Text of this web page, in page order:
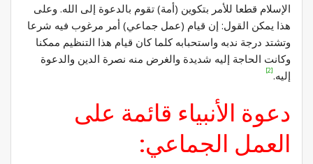
الإسلام قطعا للأمر بتكوين (أمة) تقوم بالدعوة إلى الله. وعلى
هذا يمكن القول: إن قيام (عمل جماعي) أمر مرغوب فيه شرعا
وتشتد درجة ندبه واستحبابه كلما كان قيام هذا التنظيم ممكنا
وكانت الحاجة إليه شديدة والغرض منه نصرة الدين والدعوة
إليه.[2]
دعوة الأنبياء قائمة على
العمل الجماعي: